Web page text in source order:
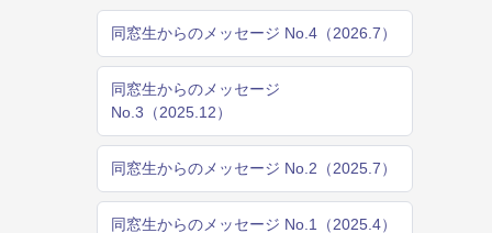
同窓生からのメッセージ No.4（2026.7）
同窓生からのメッセージ
No.3（2025.12）
同窓生からのメッセージ No.2（2025.7）
同窓生からのメッセージ No.1（2025.4）